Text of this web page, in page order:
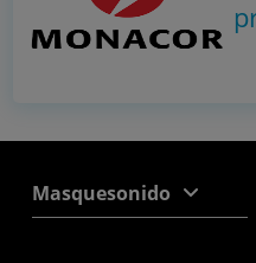
Masquesonido